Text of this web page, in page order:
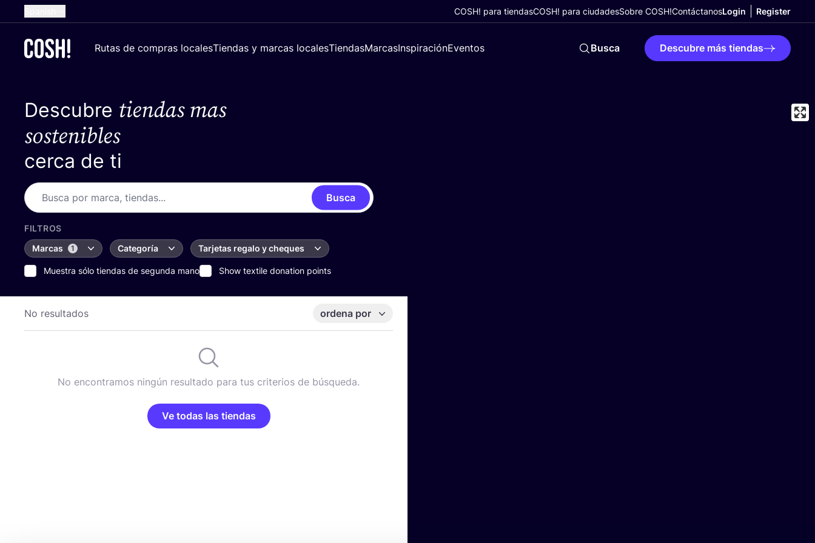
Dutch
German
COSH! para tiendasCOSH! para ciudadesSobre COSH!ContáctanosLogin Register
Rutas de compras localesTiendas y marcas localesTiendasMarcasInspiraciónEventos Busca Descubre más tiendas
Descubre tiendas mas
sostenibles
cerca de ti
Busca
FILTROS
Marcas
1 Categoría Tarjetas regalo y cheques
Muestra sólo tiendas de segunda mano Show textile donation points
No resultados ordena por
No encontramos ningún resultado para tus criterios de búsqueda.
Ve todas las tiendas